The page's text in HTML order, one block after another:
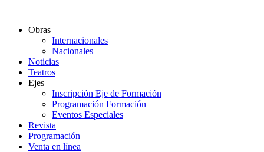
contenidoObras
Internacionales
Nacionales
Noticias
Teatros
Ejes
Inscripción Eje de Formación
Programación Formación
Eventos Especiales
Revista
Programación
Venta en línea